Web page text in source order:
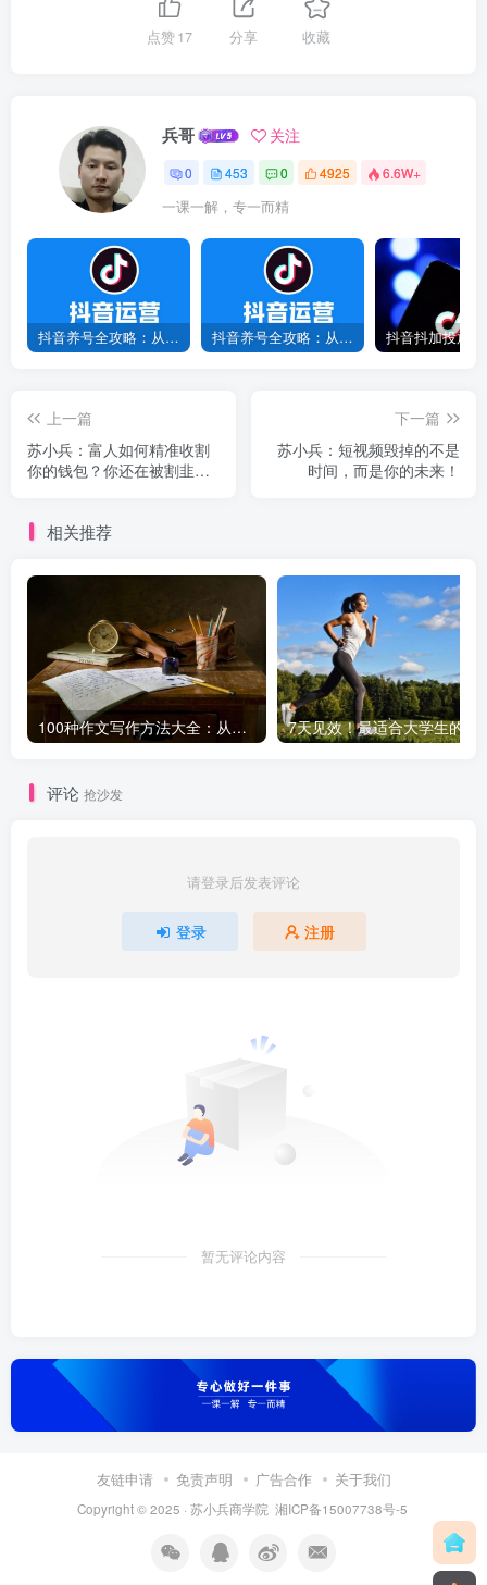
点赞17 分享 收藏
兵哥 关注
0 453 0 4925 6.6W+
一课一解，专一而精
抖音养号全攻略：从0到1打造爆款账号，新手必看！ 抖音养号全攻略：从0到爆款，7天打造高权重账号！
上一篇
苏小兵：富人如何精准收割
你的钱包？你还在被割韭菜
下一篇
苏小兵：短视频毁掉的不是
时间，而是你的未来！
相关推荐
100种作文写作方法大全：从基础到高级，轻松提升写作水平！
评论 抢沙发
请登录后发表评论
登录 注册
暂无评论内容
友链申请 免责声明 广告合作 关于我们
Copyright © 2025 · 苏小兵商学院 湘ICP备15007738号-5